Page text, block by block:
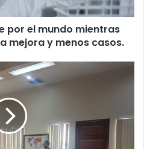
por el mundo mientras
mejora y menos casos.